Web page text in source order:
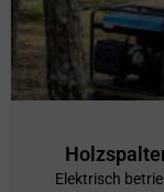
Elektrisch